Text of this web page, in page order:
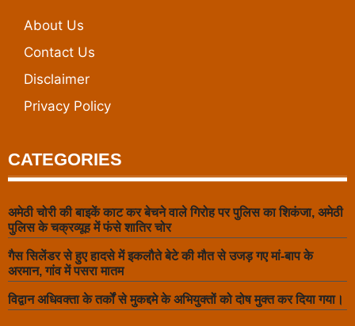
About Us
Contact Us
Disclaimer
Privacy Policy
CATEGORIES
अमेठी चोरी की बाइकें काट कर बेचने वाले गिरोह पर पुलिस का शिकंजा, अमेठी
पुलिस के चक्रव्यूह में फंसे शातिर चोर
गैस सिलेंडर से हुए हादसे में इकलौते बेटे की मौत से उजड़ गए मां-बाप के
अरमान, गांव में पसरा मातम
विद्वान अधिवक्ता के तर्कों से मुकद्दमे के अभियुक्तों को दोष मुक्त कर दिया गया।